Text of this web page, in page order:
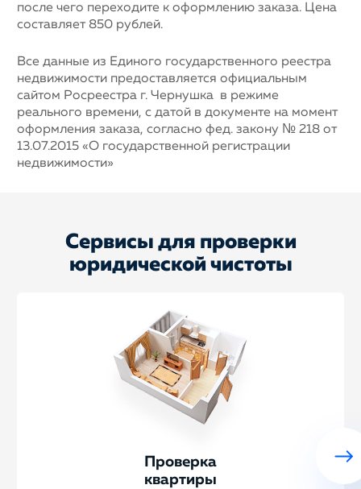
после чего переходите к оформлению заказа. Цена
составляет 850 рублей.
Все данные из Единого государственного реестра
недвижимости предоставляется официальным
сайтом Росреестра г. Чернушка в режиме
реального времени, с датой в документе на момент
оформления заказа, согласно фед. закону № 218 от
13.07.2015 «О государственной регистрации
недвижимости»
Сервисы для проверки
юридической чистоты
Проверка
квартиры